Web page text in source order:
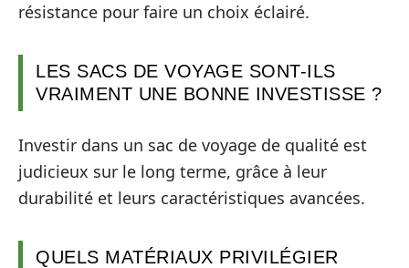
résistance pour faire un choix éclairé.
LES SACS DE VOYAGE SONT-ILS
VRAIMENT UNE BONNE INVESTISSE ?
Investir dans un sac de voyage de qualité est
judicieux sur le long terme, grâce à leur
durabilité et leurs caractéristiques avancées.
QUELS MATÉRIAUX PRIVILÉGIER